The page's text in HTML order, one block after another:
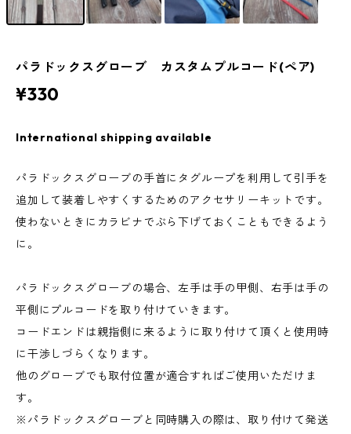
パラドックスグローブ カスタムプルコード(ペア)
¥330
International shipping available
パラドックスグローブの手首にタグループを利用して引手を
追加して装着しやすくするためのアクセサリーキットです。
使わないときにカラビナでぶら下げておくこともできるよう
に。
パラドックスグローブの場合、左手は手の甲側、右手は手の
平側にプルコードを取り付けていきます。
コードエンドは親指側に来るように取り付けて頂くと使用時
に干渉しづらくなります。
他のグローブでも取付位置が適合すればご使用いただけま
す。
※パラドックスグローブと同時購入の際は、取り付けて発送